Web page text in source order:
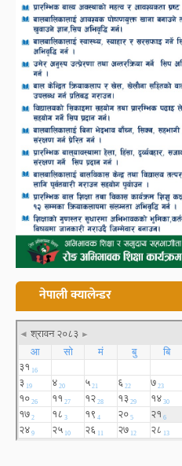
नेपाली क्यालेन्डर